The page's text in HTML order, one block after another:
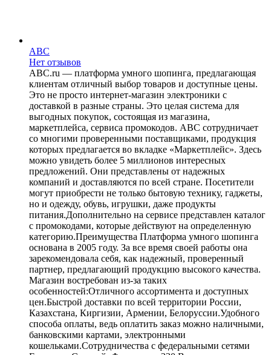
ABC
Нет отзывов
ABC.ru — платформа умного шопинга, предлагающая
клиентам отличный выбор товаров и доступные цены.
Это не просто интернет-магазин электроники с
доставкой в разные страны. Это целая система для
выгодных покупок, состоящая из магазина,
маркетплейса, сервиса промокодов. ABC сотрудничает
со многими проверенными поставщиками, продукция
которых предлагается во вкладке «Маркетплейс». Здесь
можно увидеть более 5 миллионов интересных
предложений. Они представлены от надежных
компаний и доставляются по всей стране. Посетители
могут приобрести не только бытовую технику, гаджеты,
но и одежду, обувь, игрушки, даже продукты
питания.Дополнительно на сервисе представлен каталог
с промокодами, которые действуют на определенную
категорию.Преимущества Платформа умного шопинга
основана в 2005 году. За все время своей работы она
зарекомендовала себя, как надежный, проверенный
партнер, предлагающий продукцию высокого качества.
Магазин востребован из-за таких
особенностей:Отличного ассортимента и доступных
цен.Быстрой доставки по всей территории России,
Казахстана, Киргизии, Армении, Белоруссии.Удобного
способа оплаты, ведь оплатить заказ можно наличными,
банковскими картами, электронными
кошельками.Сотрудничества с федеральными сетями